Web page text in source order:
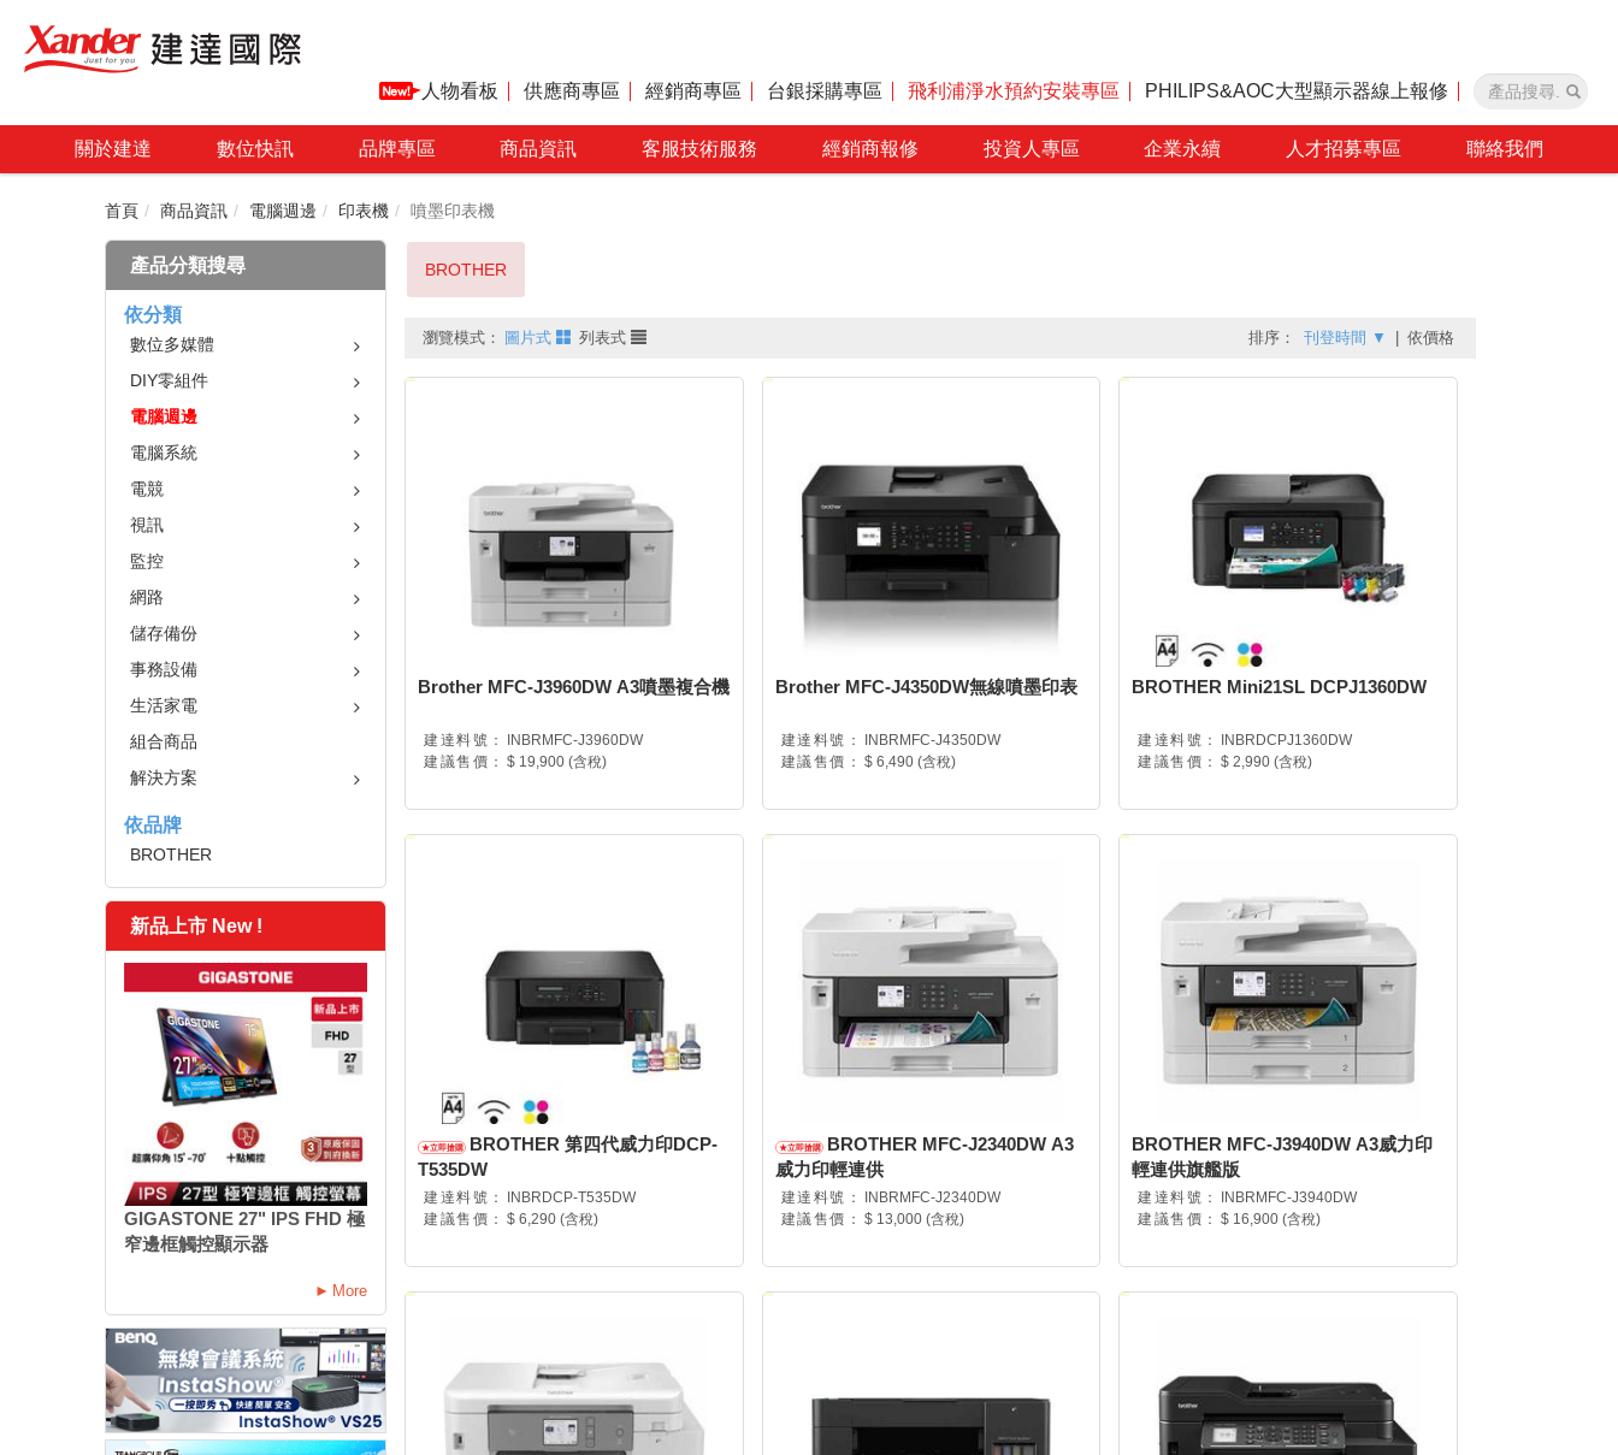
人物看板 供應商專區 經銷商專區 台銀採購專區 飛利浦淨水預約安裝專區 PHILIPS&AOC大型顯示器線上報修
關於建達 數位快訊 品牌專區 商品資訊 客服技術服務 經銷商報修 投資人專區 企業永續 人才招募專區 聯絡我們
首頁 商品資訊 電腦週邊 印表機 噴墨印表機
產品分類搜尋
依分類
數位多媒體
DIY零組件
電腦週邊
電腦系統
電競
視訊
監控
網路
儲存備份
事務設備
生活家電
組合商品
解決方案
依品牌
BROTHER
新品上市 New !
GIGASTONE 27" IPS FHD 極
窄邊框觸控顯示器
More
BROTHER
瀏覽模式： 圖片式 列表式 排序： 刊登時間 ▼ 依價格
Brother MFC-J3960DW A3噴墨複合機
建達料號：
INBRMFC-J3960DW
建議售價： $ 19,900 (含稅)
Brother MFC-J4350DW無線噴墨印表
建達料號：
INBRMFC-J4350DW
建議售價： $ 6,490 (含稅)
BROTHER Mini21SL DCPJ1360DW
建達料號：
INBRDCPJ1360DW
建議售價： $ 2,990 (含稅)
BROTHER 第四代威力印DCP-
T535DW
建達料號：
INBRDCP-T535DW
建議售價： $ 6,290 (含稅)
BROTHER MFC-J2340DW A3
威力印輕連供
建達料號：
INBRMFC-J2340DW
建議售價： $ 13,000 (含稅)
BROTHER MFC-J3940DW A3威力印
輕連供旗艦版
建達料號：
INBRMFC-J3940DW
建議售價： $ 16,900 (含稅)